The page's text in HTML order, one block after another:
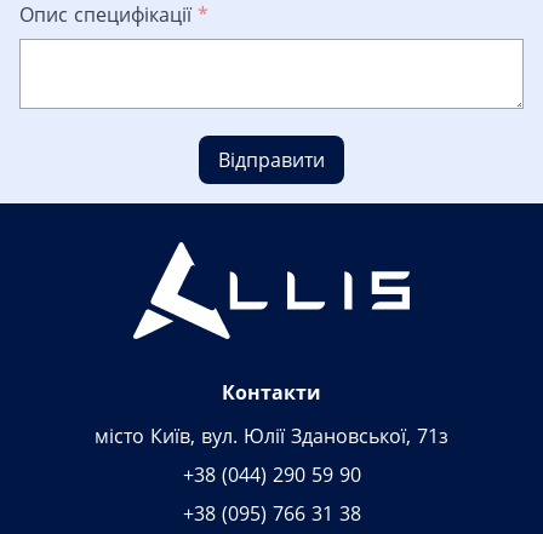
Контакти
місто Київ, вул. Юлії Здановської, 71з
+38 (044) 290 59 90
+38 (095) 766 31 38
Опис специфікації *
Відправити